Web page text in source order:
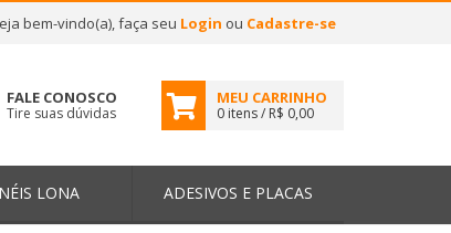
bem-vindo(a), faça seu Login ou Cadastre-se
FALE CONOSCO
Tire suas dúvidas
MEU CARRINHO
0 itens / R$ 0,00
LONA ADESIVOS E PLACAS